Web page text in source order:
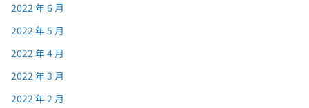
2022 年 6 月
2022 年 5 月
2022 年 4 月
2022 年 3 月
2022 年 2 月